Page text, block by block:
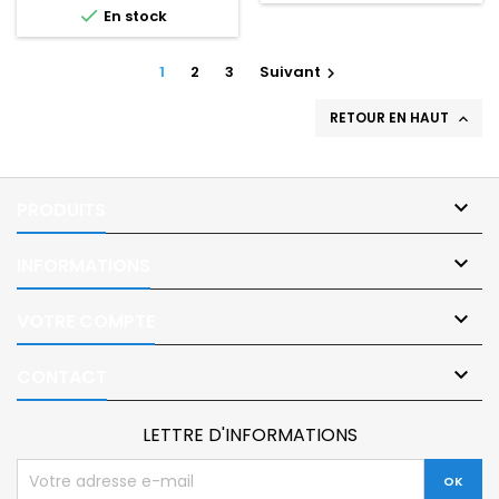
d'une table ou d'un fauteuil
roulant électrique.
 En stock
1 2 3 Suivant 
RETOUR EN HAUT 




LETTRE D'INFORMATIONS